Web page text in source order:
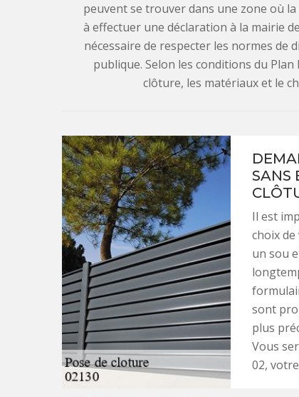
peuvent se trouver dans une zone où
à effectuer une déclaration à la mairie
nécessaire de respecter les normes de
publique. Selon les conditions du
clôture, les matériaux et le
SANS
Il est
choix
un sou
sont
plus
Vous
02,